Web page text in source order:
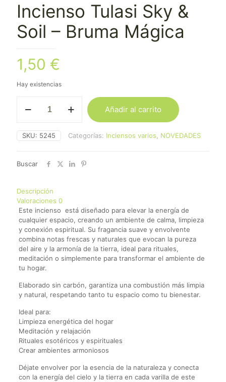
Incienso Tulasi Sky &
Soil – Bruma Mágica
1,50 €
Hay existencias
Tulasi
&
Soil
Mágica
Añadir al carrito
SKU: 5245 Categorías: Inciensos varios NOVEDADES
Buscar
Descripción
Valoraciones 0
Este incienso está diseñado para elevar la energía de
cualquier espacio, creando un ambiente de calma, limpieza
y conexión espiritual. Su fragancia suave y envolvente
combina notas frescas y naturales que evocan la pureza
del aire y la armonía de la tierra, ideal para rituales,
meditación o simplemente para transformar el ambiente de
tu hogar.
Elaborado sin carbón, garantiza una combustión más limpia
y natural, respetando tanto tu espacio como tu bienestar.
Ideal para:
Limpieza energética del hogar
Meditación y relajación
Rituales esotéricos y espirituales
Crear ambientes armoniosos
Déjate envolver por la esencia de la naturaleza y conecta
con la energía del cielo y la tierra en cada varilla de este